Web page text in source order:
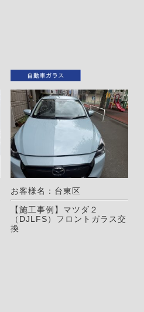
お客様名：台東区
【施工事例】マツダ２
（DJLFS）フロントガラス交
換